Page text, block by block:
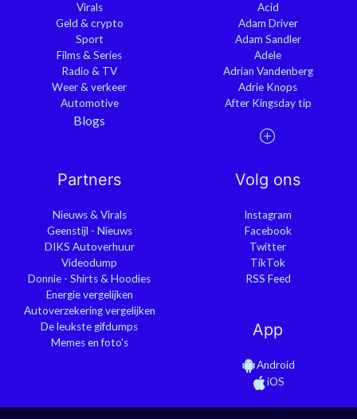
Virals
Geld & crypto
Sport
Films & Series
Radio & TV
Weer & verkeer
Automotive
Blogs
Acid
Adam Driver
Adam Sandler
Adele
Adrian Vandenberg
Adrie Knops
After Kingsday tip
Partners
Nieuws & Virals
Geenstijl - Nieuws
DIKS Autoverhuur
Videodump
Donnie - Shirts & Hoodies
Energie vergelijken
Autoverzekering vergelijken
De leukste gifdumps
Memes en foto's
Volg ons
Instagram
Facebook
Twitter
TikTok
RSS Feed
App
Android
iOS